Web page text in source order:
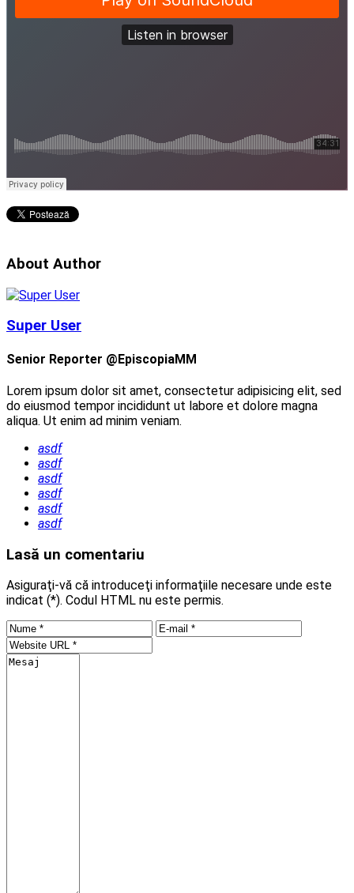
About Author
Super User
Senior Reporter @EpiscopiaMM
Lorem ipsum dolor sit amet, consectetur adipisicing elit, sed
do eiusmod tempor incididunt ut labore et dolore magna
aliqua. Ut enim ad minim veniam.
asdf
asdf
asdf
asdf
asdf
asdf
Lasă un comentariu
Asiguraţi-vă că introduceţi informaţiile necesare unde este
indicat (*). Codul HTML nu este permis.